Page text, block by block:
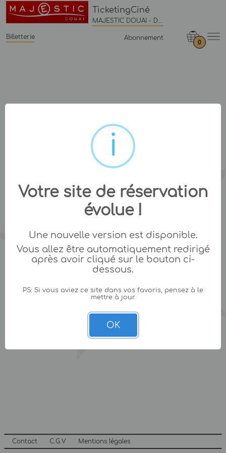
TicketingCiné
MAJESTIC DOUAI - Douai
Billetterie Abonnement
0
Contact C.G.V Mentions légales
Votre site de réservation
évolue !
Une nouvelle version est disponible.
Vous allez être automatiquement redirigé
après avoir cliqué sur le bouton ci-
dessous.
PS: Si vous aviez ce site dans vos favoris, pensez à le
mettre à jour.
OK